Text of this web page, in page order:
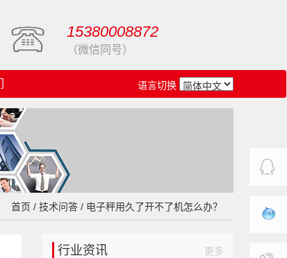
15380008872
（微信同号）
语言切换
首页 / 技术问答 / 电子秤用久了开不了机怎么办？
行业资讯 更多